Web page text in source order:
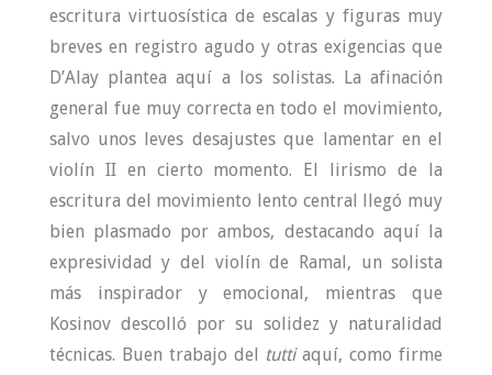
escritura virtuosística de escalas y figuras muy
breves en registro agudo y otras exigencias que
D’Alay plantea aquí a los solistas. La afinación
general fue muy correcta en todo el movimiento,
salvo unos leves desajustes que lamentar en el
violín II en cierto momento. El lirismo de la
escritura del movimiento lento central llegó muy
bien plasmado por ambos, destacando aquí la
expresividad y del violín de Ramal, un solista
más inspirador y emocional, mientras que
Kosinov descolló por su solidez y naturalidad
técnicas. Buen trabajo del tuttiaquí, como firme